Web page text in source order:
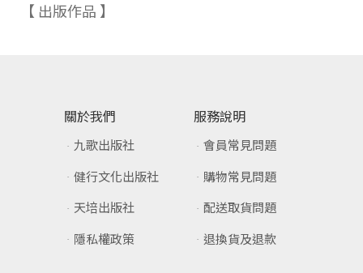
【 出版作品 】
關於我們
九歌出版社
健行文化出版社
天培出版社
隱私權政策
服務說明
會員常見問題
購物常見問題
配送取貨問題
退換貨及退款